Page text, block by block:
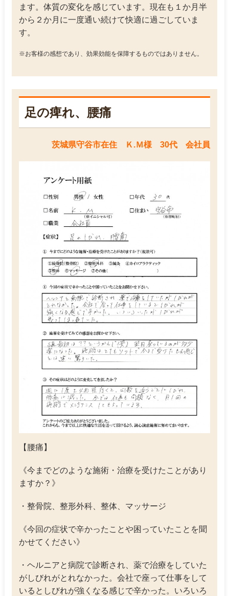
ます。体質の変化を感じています。現在も１か月半
から２か月に一度通い続けて快適に過ごしていま
す。
※お客様の感想であり、効果効能を保障するものではありません。
足の痺れ、腰痛
茨城県守谷市在住 Ｋ.Ｍ様 30代 会社員
【腰痛】
《今までどのような施術・治療を受けたことがあり
ますか？》
・整骨院、整形外科、整体、マッサージ
《今回の症状で辛かったことや困っていたことを聞
かせてください》
・ヘルニアと病院で診断され、薬で治療をしていた
がしびれがとれなかった。会社で座って仕事をして
いるとしびれが強くなる感じで辛かった。いろいろ